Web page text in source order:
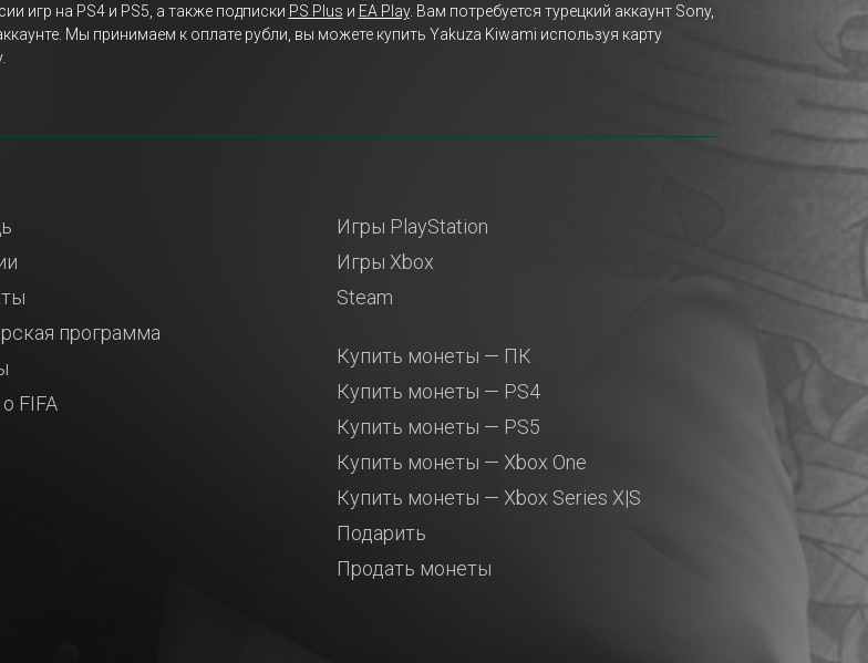
игр на PS4 и PS5, а также подписки PS Plus и EA Play. Вам потребуется турецкий аккаунт Sony,
Мы принимаем к оплате рубли, вы можете купить Yakuza Kiwami используя карту
программа
FIFA
Игры PlayStation
Игры Xbox
Steam
Купить монеты — ПК
Купить монеты — PS4
Купить монеты — PS5
Купить монеты — Xbox One
Купить монеты — Xbox Series X|S
Подарить
Продать монеты